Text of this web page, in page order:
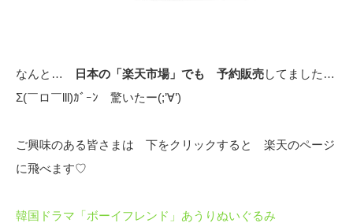
なんと… 日本の「楽天市場」でも 予約販売してました…
Σ(￣ロ￣lll)ｶﾞｰﾝ 驚いたー(;’∀’)
ご興味のある皆さまは 下をクリックすると 楽天のページ
に飛べます♡
韓国ドラマ「ボーイフレンド」あうりぬいぐるみ